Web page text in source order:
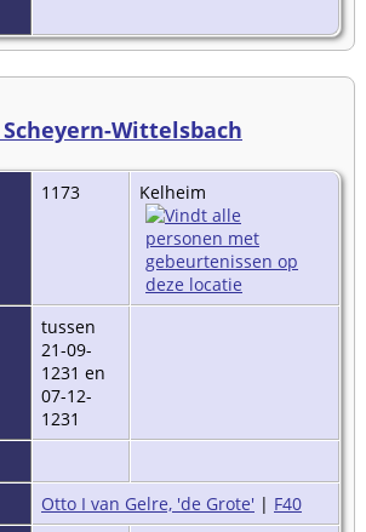
Wittelsbach
1173 Kelheim
tussen
21-09-
1231 en
07-12-
1231
Otto I van Gelre, 'de Grote' | F40